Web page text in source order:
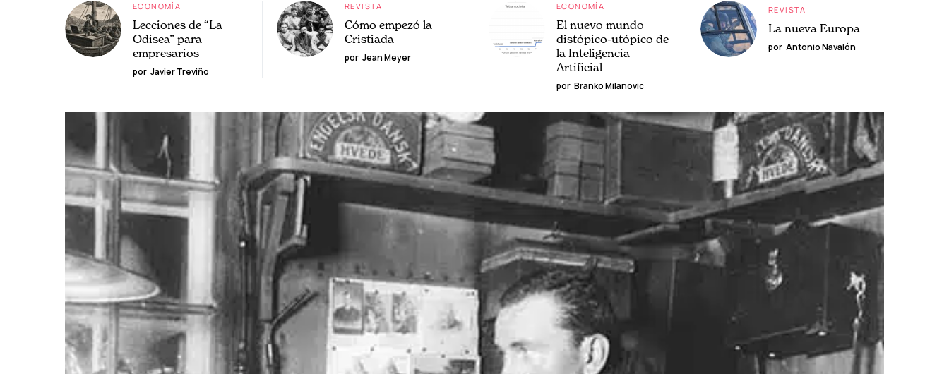
ECONOMÍA
Lecciones de “La
Odisea” para
empresarios
por Javier Treviño
REVISTA
Cómo empezó la
Cristiada
por Jean Meyer
ECONOMÍA
El nuevo mundo
distópico-utópico de
la Inteligencia
Artificial
por Branko Milanovic
REVISTA
La nueva Europa
por Antonio Navalón